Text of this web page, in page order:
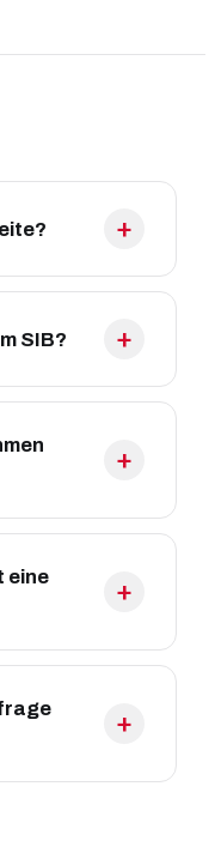
SIB?
eine